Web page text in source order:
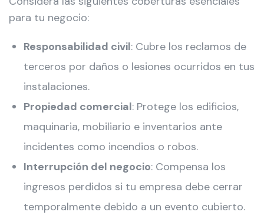
para tu negocio:
Responsabilidad civil: Cubre los reclamos de
terceros por daños o lesiones ocurridos en tus
instalaciones.
Propiedad comercial: Protege los edificios,
maquinaria, mobiliario e inventarios ante
incidentes como incendios o robos.
Interrupción del negocio: Compensa los
ingresos perdidos si tu empresa debe cerrar
temporalmente debido a un evento cubierto.